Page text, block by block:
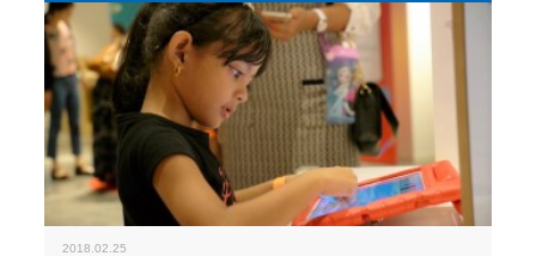
2018.02.25